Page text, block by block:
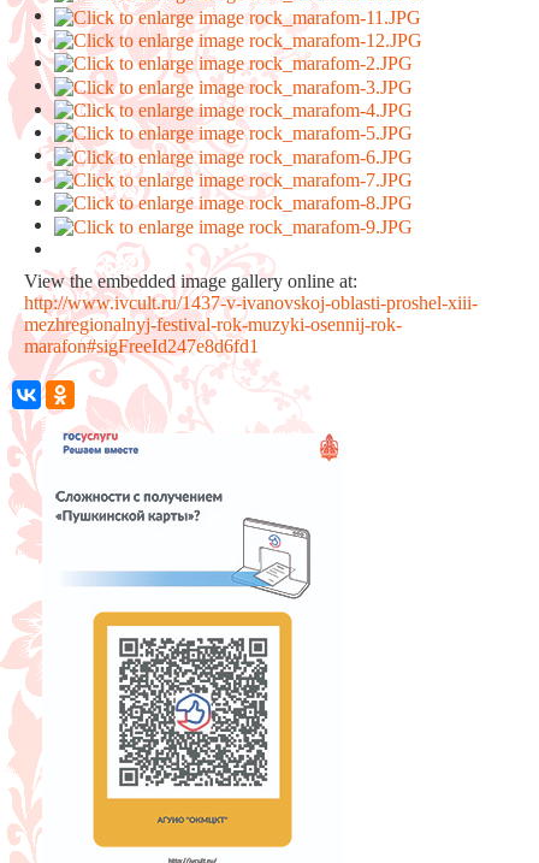
View the embedded image gallery online at:
http://www.ivcult.ru/1437-v-ivanovskoj-oblasti-proshel-xiii-
mezhregionalnyj-festival-rok-muzyki-osennij-rok-
marafon#sigFreeId247e8d6fd1